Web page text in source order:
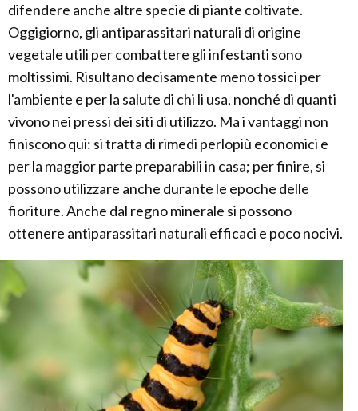
difendere anche altre specie di piante coltivate.
Oggigiorno, gli antiparassitari naturali di origine
vegetale utili per combattere gli infestanti sono
moltissimi. Risultano decisamente meno tossici per
l'ambiente e per la salute di chi li usa, nonché di quanti
vivono nei pressi dei siti di utilizzo. Ma i vantaggi non
finiscono qui: si tratta di rimedi perlopiù economici e
per la maggior parte preparabili in casa; per finire, si
possono utilizzare anche durante le epoche delle
fioriture. Anche dal regno minerale si possono
ottenere antiparassitari naturali efficaci e poco nocivi.